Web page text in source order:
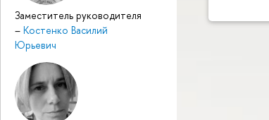
Заместитель руководителя
– Костенко Василий
Юрьевич